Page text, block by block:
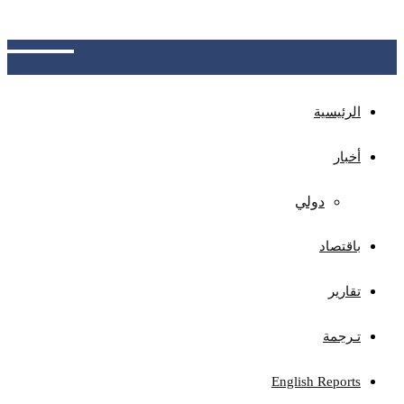
الرئيسية
أخبار
دولي
باقتصاد
تقارير
تـرجمة
English Reports